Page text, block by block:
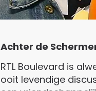
Achter de
RTL Boulevard is
ooit levendige